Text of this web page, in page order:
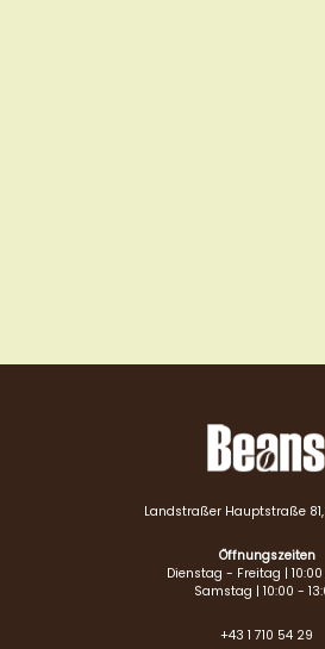
Landstraßer Hauptstraße 81,
Öffnungszeiten
Dienstag - Freitag | 10:00
Samstag | 10:00 -
+43 1 710 54 29